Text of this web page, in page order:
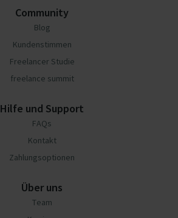
Community
Blog
Kundenstimmen
Freelancer Studie
freelance summit
Hilfe und Support
FAQs
Kontakt
Zahlungsoptionen
Über uns
Team